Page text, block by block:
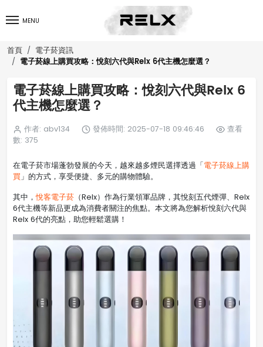
MENU
首頁 電子菸資訊
電子菸線上購買攻略：悅刻六代與Relx 6代主機怎麼選？
電子菸線上購買攻略：悅刻六代與Relx 6
代主機怎麼選？
作者: abv134 發佈時間: 2025-07-18 09:46:46
查看
數: 375
在電子菸市場蓬勃發展的今天，越來越多煙民選擇透過「電子菸線上購
買 」的方式，享受便捷、多元的購物體驗。
其中，悅客電子菸 （Relx）作為行業領軍品牌，其悅刻五代煙彈、Relx
6代主機等新品更成為消費者關注的焦點。本文將為您解析悅刻六代與
Relx 6代的亮點，助您輕鬆選購！